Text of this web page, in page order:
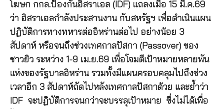
โฆษก กกล.ป้องกันอิสราเอล (IDF) แถลงเมื่อ 15 มี.ค.69
ว่า อิสราเอลกำลังประสานงาน กับสหรัฐฯ เพื่อดำเนินแผน
ปฏิบัติการทางทหารต่ออิหร่านต่อไป อย่างน้อย 3
สัปดาห์ หรือจนถึงช่วงเทศกาลปัสกา (Passover) ของ
ชาวยิว ระหว่าง 1-9 เม.ย.69 เพื่อโจมตีเป้าหมายหลายพัน
แห่งของรัฐบาลอิหร่าน รวมทั้งมีแผนครอบคลุมไปถึงช่วง
เวลาอีก 3 สัปดาห์ถัดไปหลังเทศกาลปัสกาด้วย และย้ำว่า
IDF จะปฏิบัติการจนกว่าจะบรรลุเป้าหมาย ซึ่งไม่ได้เพื่อ